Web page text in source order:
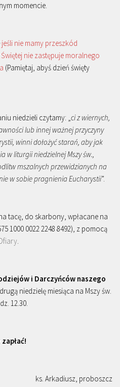
momencie.
jeśli nie mamy przeszkód
nie zastępuje moralnego
(Pamiętaj, abyś dzień święty
niedzieli czytamy: „ci z wiernych,
lub innej ważnej przyczyny
winni dołożyć starań, aby jak
w liturgii niedzielnej Mszy św.,
mszalnych przewidzianych na
w sobie pragnienia Eucharystii”.
tacę, do skarbony, wpłacane na
1000 0022 2248 8492), z pomocą
.
i Darczyńców naszego
niedzielę miesiąca na Mszy św.
12.30.
ks. Arkadiusz, proboszcz